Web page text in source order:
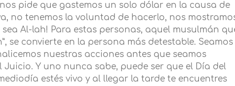
pide que gastemos un solo dólar en la causa de
no tenemos la voluntad de hacerlo, nos
Al-lah! Para estas personas, aquel musulmán
se convierte en la persona más detestable. Seamos
nuestras acciones antes que seamos
Y uno nunca sabe, puede ser que el Día del
estés vivo y al llegar la tarde te encuentres